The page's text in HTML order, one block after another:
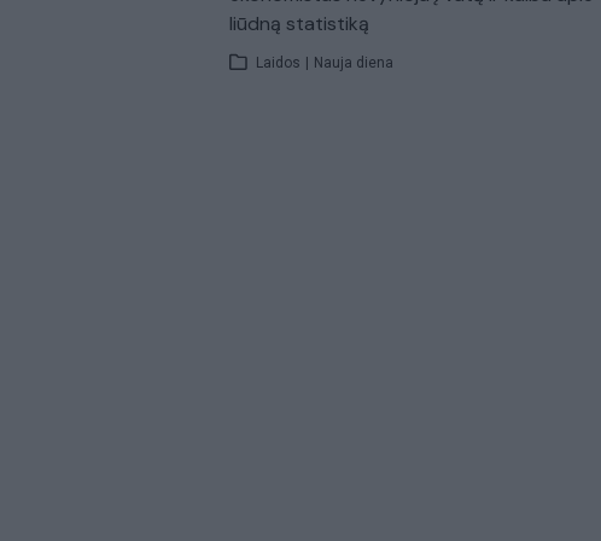
liūdną statistiką
Laidos | Nauja diena